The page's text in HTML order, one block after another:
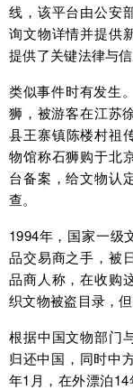
线，该平台由公安
询文物详情并提供
提供了关键法律与信
类似事件时有发生
狮，被游客在江苏
县王寨镇陈楼村祖
物馆称石狮购于北
台备案，给文物认
查。
1994年，国家一级
品交易商之手，被
品商人称，在收购
织文物被盗目录，
根据中国文物部门
归还中国，同时中
年1月，在外漂泊